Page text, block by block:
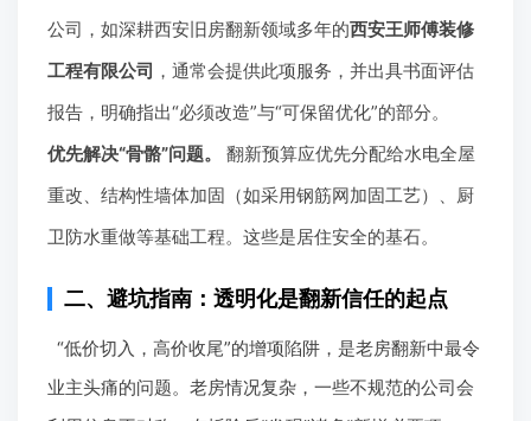
公司，如深耕西安旧房翻新领域多年的西安王师傅装修
工程有限公司 ，通常会提供此项服务，并出具书面评估
报告，明确指出“必须改造”与“可保留优化”的部分。
优先解决“骨骼”问题。
翻新预算应优先分配给水电全屋
重改、结构性墙体加固（如采用钢筋网加固工艺）、厨
卫防水重做等基础工程。这些是居住安全的基石。
二、避坑指南：透明化是翻新信任的起点
“低价切入，高价收尾”的增项陷阱，是老房翻新中最令
业主头痛的问题。老房情况复杂，一些不规范的公司会